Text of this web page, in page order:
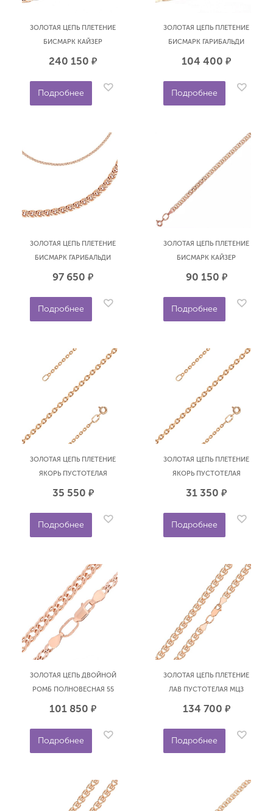
ЗОЛОТАЯ ЦЕПЬ ПЛЕТЕНИЕ
БИСМАРК КАЙЗЕР
10090380155
240 150 р.
Подробнее
ЗОЛОТАЯ ЦЕПЬ ПЛЕТЕНИЕ
БИСМАРК ГАРИБАЛЬДИ
10060380155
104 400 р.
Подробнее
ЗОЛОТАЯ ЦЕПЬ ПЛЕТЕНИЕ
БИСМАРК ГАРИБАЛЬДИ
ПУСТОТЕЛАЯ 50 СМ
10060380150
97 650 р.
Подробнее
ЗОЛОТАЯ ЦЕПЬ ПЛЕТЕНИЕ
БИСМАРК КАЙЗЕР
ПУСТОТЕЛАЯ 55 СМ МЦЗ
90 150 р.
Подробнее
ЗОЛОТАЯ ЦЕПЬ ПЛЕТЕНИЕ
ЯКОРЬ ПУСТОТЕЛАЯ
РАЗМЕР 45 СМ МЦЗ
35 550 р.
Подробнее
ЗОЛОТАЯ ЦЕПЬ ПЛЕТЕНИЕ
ЯКОРЬ ПУСТОТЕЛАЯ
РАЗМЕР 40 СМ МЦЗ
31 350 р.
Подробнее
ЗОЛОТАЯ ЦЕПЬ ДВОЙНОЙ
РОМБ ПОЛНОВЕСНАЯ 55
СМ БРОННИЦКИЙ
101 850 р.
Подробнее
ЗОЛОТАЯ ЦЕПЬ ПЛЕТЕНИЕ
ЛАВ ПУСТОТЕЛАЯ МЦЗ
8080270П-55
134 700 р.
Подробнее